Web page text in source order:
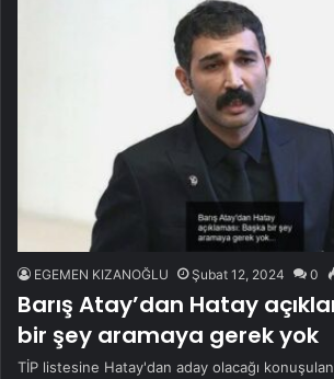
EGEMEN KIZANOĞLU Şubat 12, 2024 0
Barış Atay’dan Hatay
bir şey aramaya gerek yok
TİP listesine Hatay'dan aday olacağı